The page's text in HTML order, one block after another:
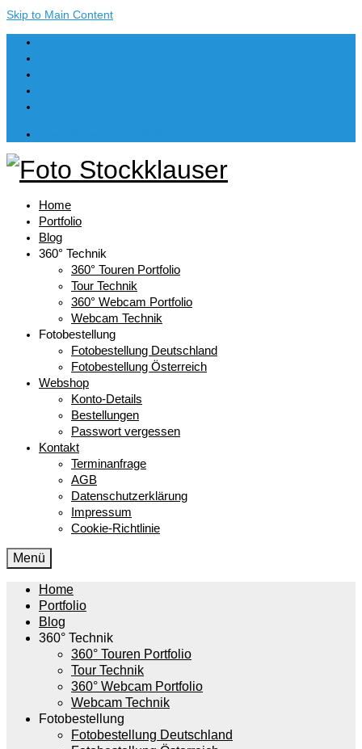
Skip to Main Content
Home
Portfolio
Blog
360° Technik
360° Touren Portfolio
Tour Technik
360° Webcam Portfolio
Webcam Technik
Fotobestellung
Fotobestellung Deutschland
Fotobestellung Österreich
Webshop
Konto-Details
Bestellungen
Passwort vergessen
Kontakt
Terminanfrage
AGB
Datenschutzerklärung
Impressum
Cookie-Richtlinie
Menü
Home
Portfolio
Blog
360° Technik
360° Touren Portfolio
Tour Technik
360° Webcam Portfolio
Webcam Technik
Fotobestellung
Fotobestellung Deutschland